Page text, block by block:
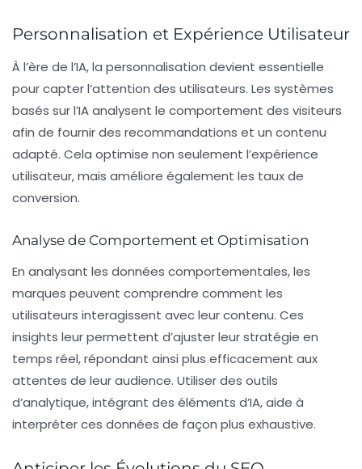
Personnalisation et Expérience Utilisateur
À l’ère de l’IA,la personnalisation devient essentielle
pour capter l’attention des utilisateurs. Les systèmes
basés sur l’IA analysent le comportement des visiteurs
afin de fournir des recommandations et un contenu
adapté. Cela optimise non seulement l’expérience
utilisateur, mais améliore également les taux de
conversion.
Analyse de Comportement et Optimisation
En analysant les données comportementales, les
marques peuvent comprendre comment les
utilisateurs interagissent avec leur contenu. Ces
insights leur permettent d’ajuster leur stratégie en
temps réel, répondant ainsi plus efficacement aux
attentes de leur audience. Utiliser des outils
d’analytique, intégrant des éléments d’IA, aide à
interpréter ces données de façon plus exhaustive.